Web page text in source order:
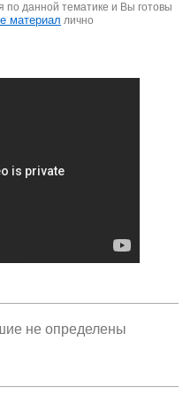
данной тематике и Вы готовы
материал лично
не определены